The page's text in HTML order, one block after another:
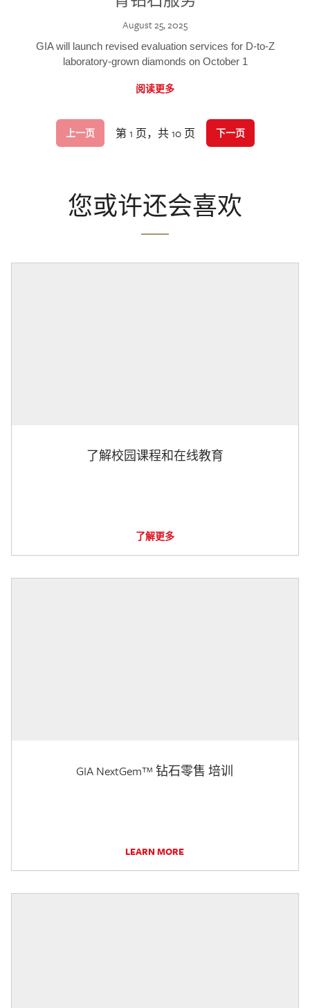
August 25, 2025
GIA will launch revised evaluation services for D-to-Z
laboratory-grown diamonds on October 1
阅读更多
上一页 第 1 页，共 10 页 下一页
您或许还会喜欢
了解校园课程和在线教育
了解更多
GIA NextGem™ 钻石零售 培训
LEARN MORE